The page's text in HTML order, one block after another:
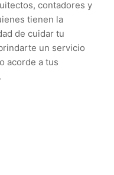
contadores y
tienen la
de cuidar tu
un servicio
acorde a tus